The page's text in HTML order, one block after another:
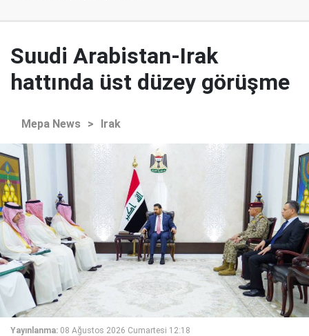
Suudi Arabistan-Irak
hattında üst düzey görüşme
Mepa News > Irak
Yayınlanma: 08 Ağustos 2026 Cumartesi 12:18